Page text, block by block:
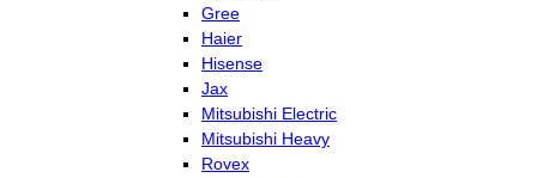
Gree
Haier
Hisense
Jax
Mitsubishi Electric
Mitsubishi Heavy
Rovex